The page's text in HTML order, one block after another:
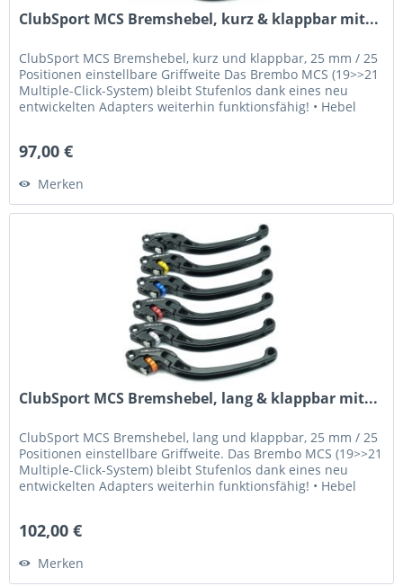
ClubSport MCS Bremshebel, kurz & klappbar mit...
ClubSport MCS Bremshebel, kurz und klappbar, 25 mm / 25
Positionen einstellbare Griffweite Das Brembo MCS (19>>21
Multiple-Click-System) bleibt Stufenlos dank eines neu
entwickelten Adapters weiterhin funktionsfähig! • Hebel
97,00 €
Merken
ClubSport MCS Bremshebel, lang & klappbar mit...
ClubSport MCS Bremshebel, lang und klappbar, 25 mm / 25
Positionen einstellbare Griffweite. Das Brembo MCS (19>>21
Multiple-Click-System) bleibt Stufenlos dank eines neu
entwickelten Adapters weiterhin funktionsfähig! • Hebel
102,00 €
Merken